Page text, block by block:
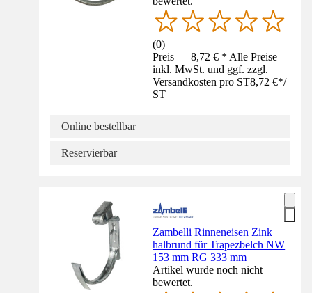
(0)
Preis — 8,72 € * Alle Preise
inkl. MwSt. und ggf. zzgl.
Versandkosten pro ST8,72 €*/
ST
Online bestellbar
Reservierbar
Zambelli Rinneneisen Zink
halbrund für Trapezbelch NW
153 mm RG 333 mm
Artikel wurde noch nicht
bewertet.